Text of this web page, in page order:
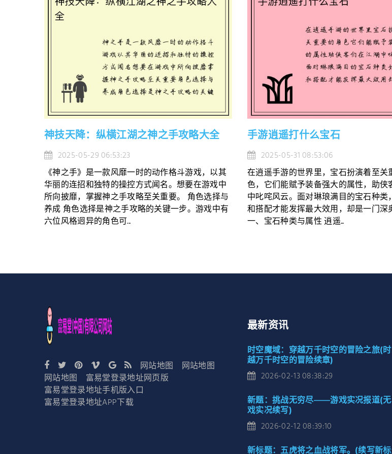
神技天降：纵横江湖之神之手攻略大全
2025-05-29 06:53:23
《神之手》是一款风靡一时的动作格斗游戏，以其
华丽的连招和独特的操控方式闻名。想要在游戏中
所向披靡，掌握神之手攻略至关重要。 角色选择与
养成 角色选择是神之手攻略的关键一步。游戏中有
六位风格迥异的角色可...
手游逍遥打什么宝石
2025-05-31 08:53:06
在逍遥手游的世界里，宝石扮演着至关
色，它们能赋予装备强大的属性，助侠
中叱咤风云。面对琳琅满目的宝石种类
和搭配才能发挥最大效用，却是一门深
一、宝石种类与属性 逍遥...
最新资讯
时空魔域：穿越万千时空的冒险之旅(
越万千时空的冒险续章)
2026-02-13 08:38:29
新题：挑战无穷尽——游戏实况报道(无
戏实况续写)
2026-02-12 08:39:10
新标题：五虎将之血战将军。(续写新
网站地图
网站地图
网站地图
富易堂登录地址网页版
富易堂登录地址手机版入口
富易堂登录地址APP下载